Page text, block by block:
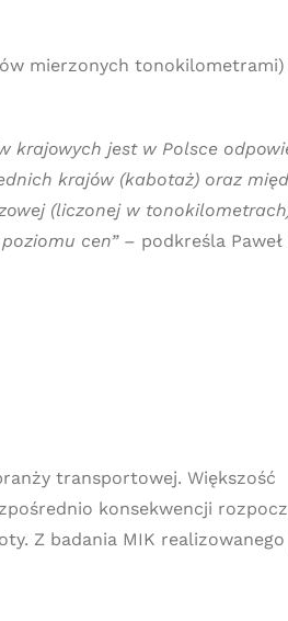
mierzonych
krajowych jest w Polsce
krajów (kabotaż) oraz
(liczonej w
cen” – podkreśla
transportowej. Większość
konsekwencji
Z badania MIK realizowanego